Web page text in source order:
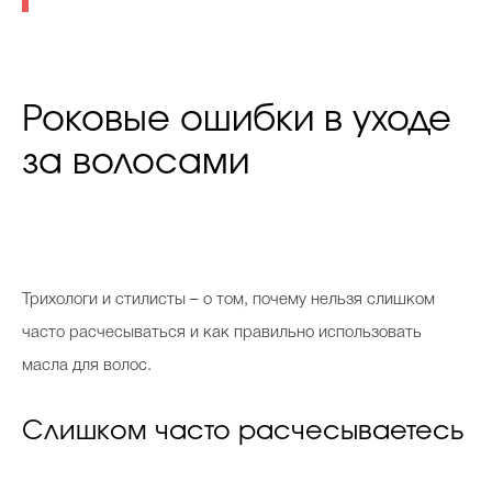
Роковые ошибки в уходе
за волосами
рихологи и стилисты – о том, почему нельзя слишком
часто расчесываться и как правильно использовать
масла для волос.
Слишком часто расчесываетесь